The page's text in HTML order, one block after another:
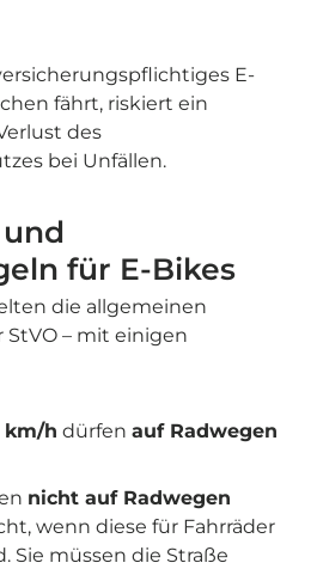
E-
fährt, riskiert ein
des
bei Unfällen.
für E-Bikes
die allgemeinen
– mit einigen
km/h dürfen auf Radwegen
nicht auf Radwegen
wenn diese für Fahrräder
Sie müssen die Straße